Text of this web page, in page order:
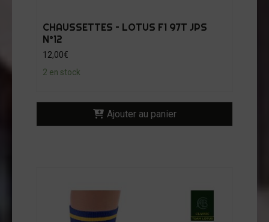
CHAUSSETTES – LOTUS F1 97T JPS
N°12
12,00€
2 en stock
Ajouter au panier